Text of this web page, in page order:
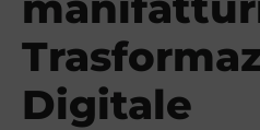
Digitale